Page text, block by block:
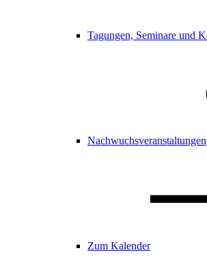
Tagungen, Seminare und
Nachwuchsveranstaltungen
Zum Kalender